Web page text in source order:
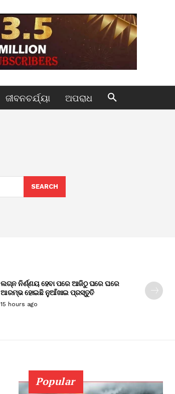
ଜୀବନଚର୍ଯ୍ୟା ଅପରାଧ
SEARCH
ଲଗ୍ନ ନିର୍ଣ୍ଣୟ ହେବା ପରେ ଆଜିଠୁ ଘରେ ଘରେ
ଆରମ୍ଭ ହୋଇଛି ନୁଆଁଖାଇ ପ୍ରସ୍ତୁତି
15 hours ago
Popular